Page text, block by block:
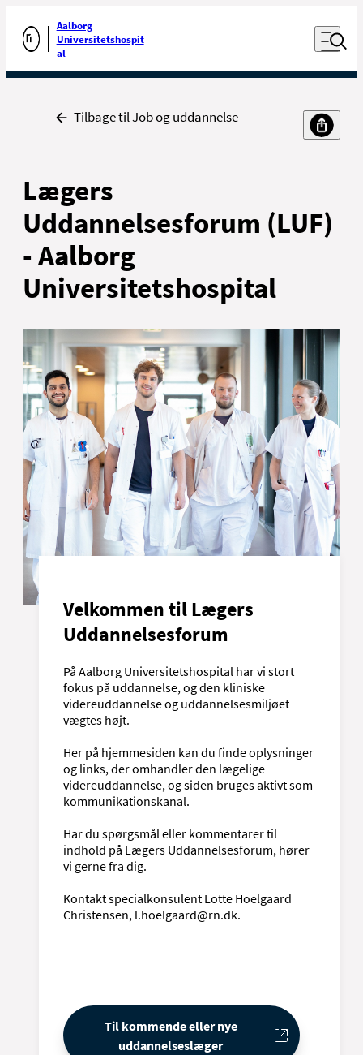
Gå til forsiden
Aalborg
Universitetshospit
al
Åben
Udfør søgning
Tilbage
Tilbage til Job og uddannelse
Lægers
Uddannelsesforum (LUF)
- Aalborg
Universitetshospital
Velkommen til Lægers
Uddannelsesforum
På Aalborg Universitetshospital har vi stort
fokus på uddannelse, og den kliniske
videreuddannelse og uddannelsesmiljøet
vægtes højt.
Her på hjemmesiden kan du finde oplysninger
og links, der omhandler den lægelige
videreuddannelse, og siden bruges aktivt som
kommunikationskanal.
Har du spørgsmål eller kommentarer til
indhold på Lægers Uddannelsesforum, hører
vi gerne fra dig.
Kontakt specialkonsulent Lotte Hoelgaard
Christensen, l.hoelgaard@rn.dk.
Til kommende eller nye
uddannelseslæger